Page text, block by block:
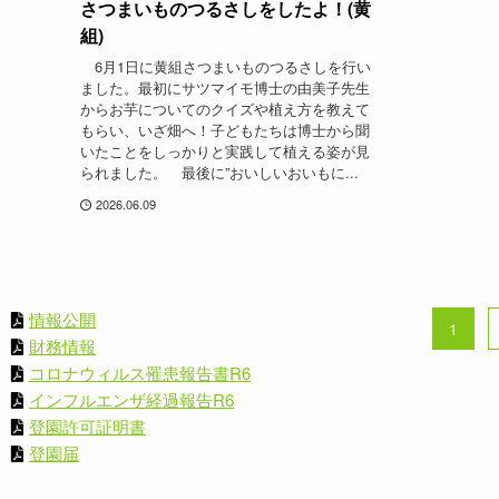
情報公開
財務情報
コロナウィルス罹患報告書R6
インフルエンザ経過報告R6
登園許可証明書
登園届
さつまいものつるさしをしたよ！(黄
組)
6月1日に黄組さつまいものつるさしを行い
ました。最初にサツマイモ博士の由美子先生
からお芋についてのクイズや植え方を教えて
もらい、いざ畑へ！子どもたちは博士から聞
いたことをしっかりと実践して植える姿が見
られました。 最後に”おいしいおいもに...
2026.06.09
1